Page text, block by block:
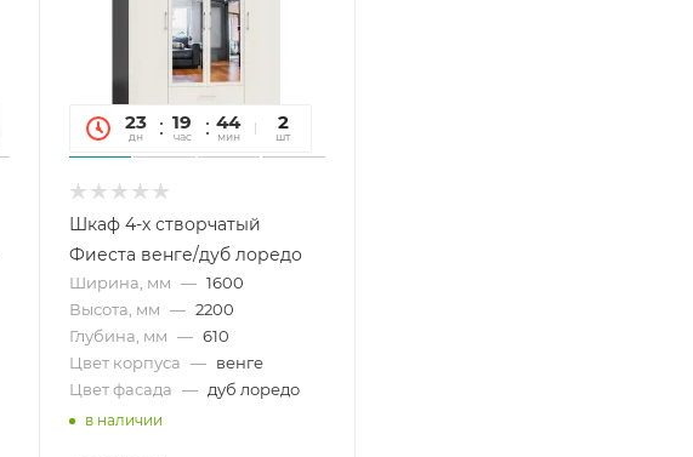
23
дн
19
час
44
мин
34
сек
2
шт
Шкаф 4-х створчатый
Фиеста венге/дуб лоредо
Ширина, мм — 1600
Высота, мм — 2200
Глубина, мм — 610
Цвет корпуса — венге
Цвет фасада — дуб лоредо
в наличии